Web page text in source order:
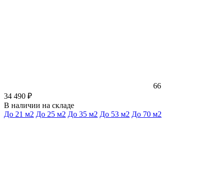
66
34 490 ₽
В наличии на складе
До 21 м2 До 25 м2 До 35 м2 До 53 м2 До 70 м2